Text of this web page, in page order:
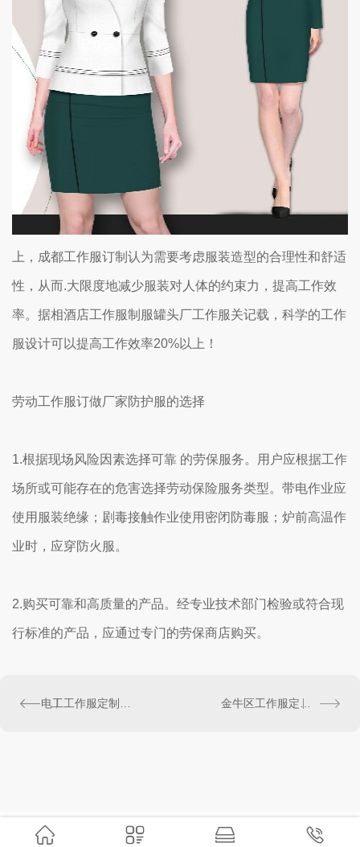
上，成都工作服订制认为需要考虑服装造型的合理性和舒适
性，从而.大限度地减少服装对人体的约束力，提高工作效
率。据相酒店工作服制服罐头厂工作服关记载，科学的工作
服设计可以提高工作效率20%以上！
劳动工作服订做厂家防护服的选择
1.根据现场风险因素选择可靠 的劳保服务。用户应根据工作
场所或可能存在的危害选择劳动保险服务类型。带电作业应
使用服装绝缘；剧毒接触作业使用密闭防毒服；炉前高温作
业时，应穿防火服。
2.购买可靠和高质量的产品。经专业技术部门检验或符合现
行标准的产品，应通过专门的劳保商店购买。